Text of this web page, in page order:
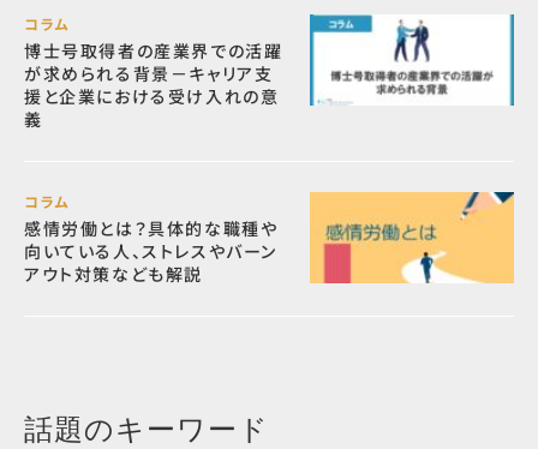
コラム
博士号取得者の産業界での活躍
が求められる背景－キャリア支
援と企業における受け入れの意
義
コラム
感情労働とは？具体的な職種や
向いている人、ストレスやバーン
アウト対策なども解説
話題のキーワード